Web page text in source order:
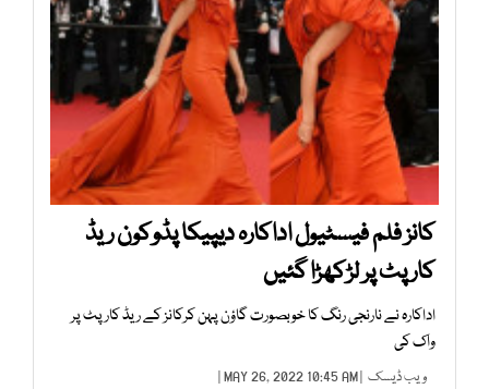
کانز فلم فیسٹیول اداکارہ دیپیکا پڈوکون ریڈ
کارپٹ پر لڑکھڑا گئیں
اداکارہ نے نارنجی رنگ کا خوبصورت گاؤن پہن کرکانز کے ریڈ کارپٹ پر
واک کی
ویب ڈیسک | MAY 26, 2022 10:45 AM |